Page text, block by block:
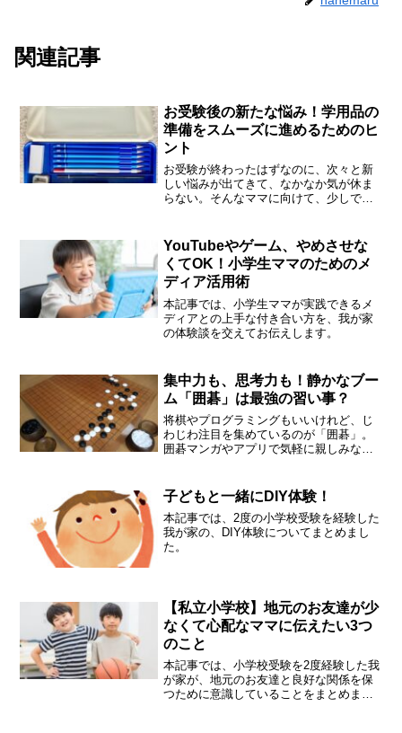
関連記事
お受験後の新たな悩み！学用品の
準備をスムーズに進めるためのヒ
ント
お受験が終わったはずなのに、次々と新
しい悩みが出てきて、なかなか気が休ま
らない。そんなママに向けて、少しでも
YouTubeやゲーム、やめさせな
くてOK！小学生ママのためのメ
ディア活用術
本記事では、小学生ママが実践できるメ
ディアとの上手な付き合い方を、我が家
の体験談を交えてお伝えします。
集中力も、思考力も！静かなブー
ム「囲碁」は最強の習い事？
将棋やプログラミングもいいけれど、じ
わじわ注目を集めているのが「囲碁」。
囲碁マンガやアプリで気軽に親しみなが
子どもと一緒にDIY体験！
本記事では、2度の小学校受験を経験した
我が家の、DIY体験についてまとめまし
た。
【私立小学校】地元のお友達が少
なくて心配なママに伝えたい3つ
のこと
本記事では、小学校受験を2度経験した我
が家が、地元のお友達と良好な関係を保
つために意識していることをまとめまし